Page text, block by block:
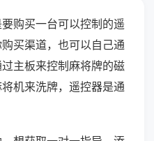
购买一台可以控制的遥
买渠道，也可以自己通
主板来控制麻将牌的磁
机来洗牌，遥控器是通